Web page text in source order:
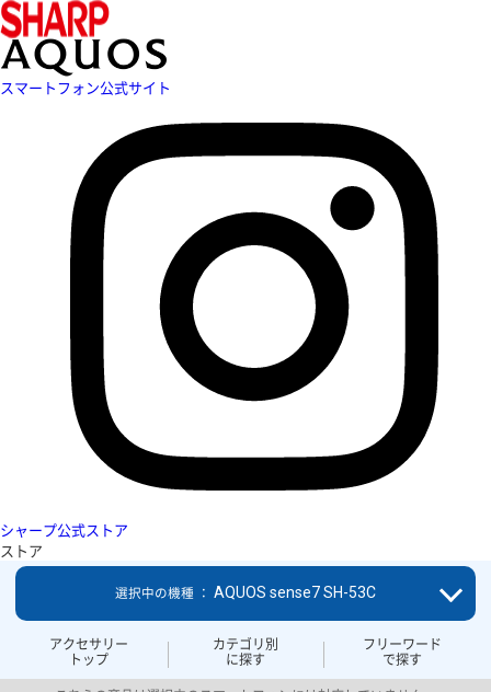
スマートフォン公式サイト
シャープ公式ストア
ストア
アクセサリー
トップ
カテゴリ別
に探す
フリーワード
で探す
選択中の機種 ： AQUOS sense7 SH-53C